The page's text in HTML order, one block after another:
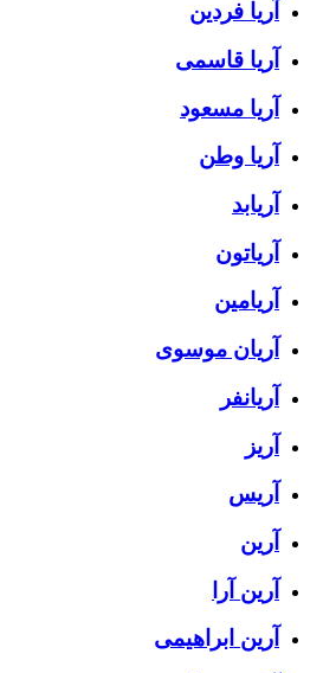
آریا فردین
آریا قاسمی
آریا مسعود
آریا وطن
آریابد
آریاتون
آریامین
آریان موسوی
آریانفر
آریز
آریس
آرین
آرین آرا
آرین ابراهیمی